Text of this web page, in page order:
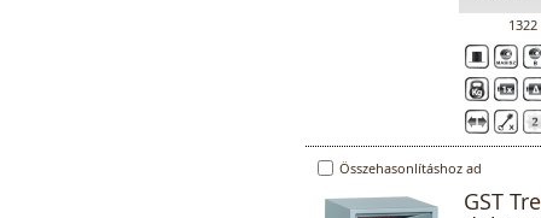
1322
Összehasonlításhoz ad
GST